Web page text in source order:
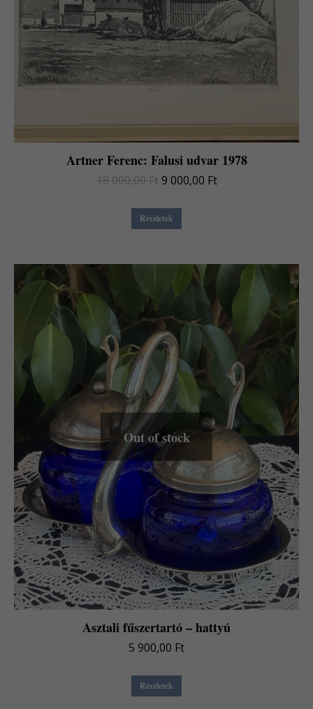
Artner Ferenc: Falusi udvar 1978
18 000,00Ft Original
was:
9 000,00 FtCurrent
Részletek
Out of stock
Asztali fűszertartó – hattyú
5 900,00 Ft
Részletek